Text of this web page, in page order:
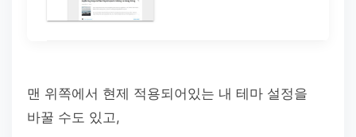
맨 위쪽에서 현제 적용되어있는 내 테마 설정을
바꿀 수도 있고,